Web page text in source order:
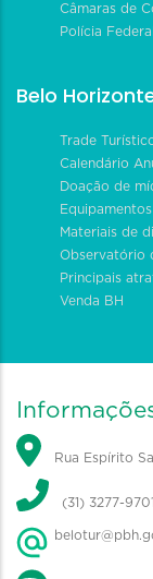
Câmaras de
Polícia Federal
Belo
Trade
Calendário
Doação de
Materiais de
Observatório
Principais
Venda BH
Rua Espírito
(31) 3277-9701